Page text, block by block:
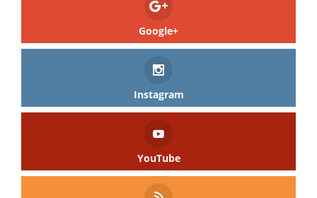
Google+
Instagram
YouTube